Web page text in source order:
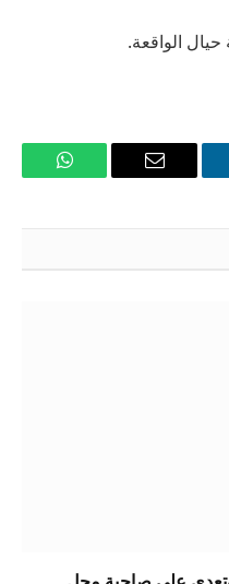
حيال الواقعة.
البريد
واتساب